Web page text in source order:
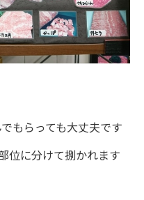
もらっても大丈夫です
位に分けて捌かれます